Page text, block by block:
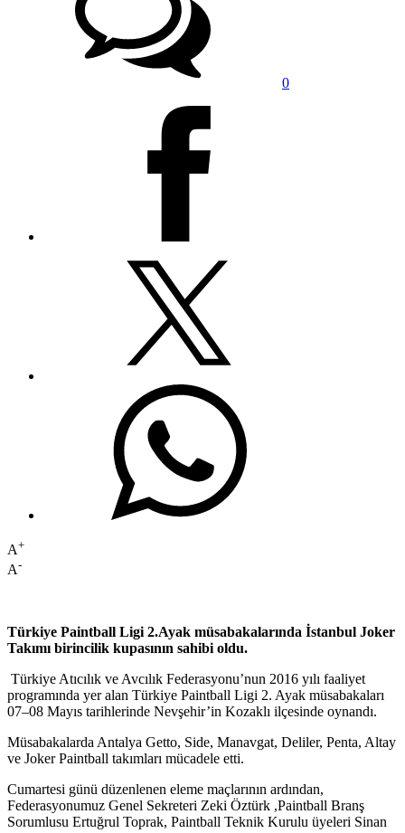
0
A+
A-
Türkiye Paintball Ligi 2.Ayak müsabakalarında İstanbul Joker
Takımı birincilik kupasının sahibi oldu.
Türkiye Atıcılık ve Avcılık Federasyonu’nun 2016 yılı faaliyet
programında yer alan Türkiye Paintball Ligi 2. Ayak müsabakaları
07–08 Mayıs tarihlerinde Nevşehir’in Kozaklı ilçesinde oynandı.
Müsabakalarda Antalya Getto, Side, Manavgat, Deliler, Penta, Altay
ve Joker Paintball takımları mücadele etti.
Cumartesi günü düzenlenen eleme maçlarının ardından,
Federasyonumuz Genel Sekreteri Zeki Öztürk ,Paintball Branş
Sorumlusu Ertuğrul Toprak, Paintball Teknik Kurulu üyeleri Sinan